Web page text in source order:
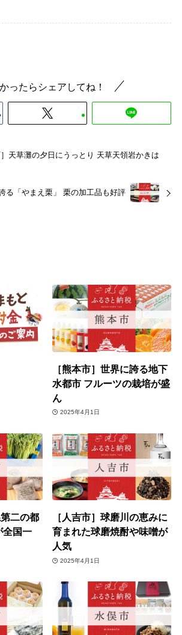
ったらシェアしてね！
］天草灘の夕日にうっとり 天草天領岩かきは
る「やまえ栗」 栗の加工品も好評
［熊本市］世界に誇る地下
水都市 フルーツの栽培が盛
ん
2025年4月1日
二の都
全国一
［人吉市］球磨川の恵みに
育まれた球磨焼酎や味噌が
人気
2025年4月1日